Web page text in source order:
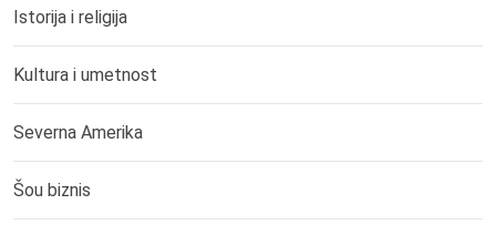
Istorija i religija
Kultura i umetnost
Severna Amerika
Šou biznis